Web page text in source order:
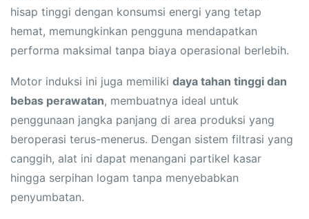
hisap tinggi dengan konsumsi energi yang tetap
hemat, memungkinkan pengguna mendapatkan
performa maksimal tanpa biaya operasional berlebih.
Motor induksi ini juga memiliki daya tahan tinggi dan
bebas perawatan, membuatnya ideal untuk
penggunaan jangka panjang di area produksi yang
beroperasi terus-menerus. Dengan sistem filtrasi yang
canggih, alat ini dapat menangani partikel kasar
hingga serpihan logam tanpa menyebabkan
penyumbatan.